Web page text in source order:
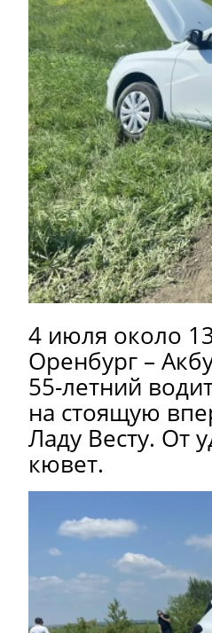
4 июля около
Оренбург –
55-летний
на стоящую
Ладу Весту. От
кювет.